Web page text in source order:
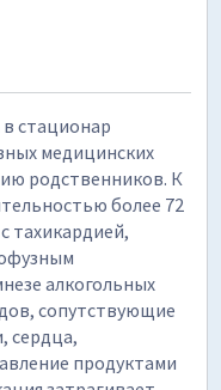
стационар
медицинских
родственников. К
более 72
тахикардией,
алкогольных
сопутствующие
сердца,
продуктами